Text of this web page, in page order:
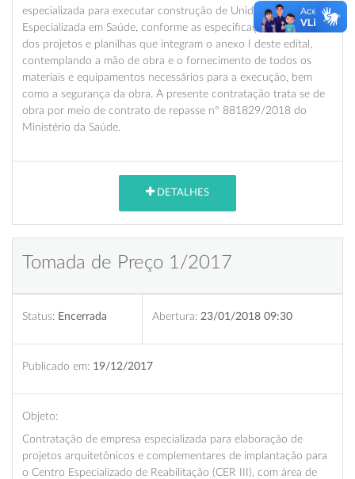
especializada para executar construção de Unidade de Atenção
Especializada em Saúde, conforme as especificações técnicas
dos projetos e planilhas que integram o anexo I deste edital,
contemplando a mão de obra e o fornecimento de todos os
materiais e equipamentos necessários para a execução, bem
como a segurança da obra. A presente contratação trata se de
obra por meio de contrato de repasse nº 881829/2018 do
Ministério da Saúde.
DETALHES
Tomada de Preço 1/2017
Status: Encerrada Abertura: 23/01/2018 09:30
Publicado em: 19/12/2017
Objeto:
Contratação de empresa especializada para elaboração de
projetos arquitetônicos e complementares de implantação para
o Centro Especializado de Reabilitação (CER III), com área de